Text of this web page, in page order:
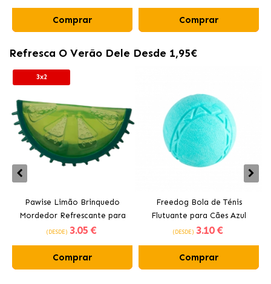
Comprar Comprar
Refresca O Verão Dele Desde 1,95€
3x2
Pawise Limão Brinquedo
Mordedor Refrescante para
Cães 12 cm
(DESDE) 3.05 €
Comprar
Freedog Bola de Ténis
Flutuante para Cães Azul
(DESDE) 3.10 €
Comprar